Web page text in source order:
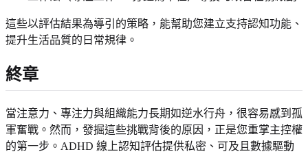
這些以評估結果為導引的策略，能幫助您建立支持認知功能、
提升生活品質的日常規律。
終章
當注意力、專注力與組織能力長期如逆水行舟，很容易感到孤
軍奮戰。然而，發掘這些挑戰背後的原因，正是您重掌主控權
的第一步。ADHD 線上認知評估提供私密、可及且數據驅動